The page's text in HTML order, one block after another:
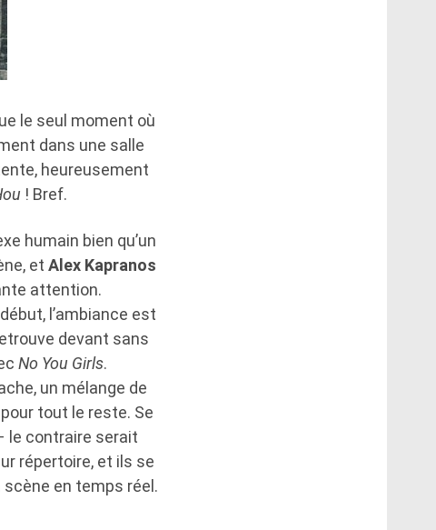
le seul moment où
dans une salle
heureusement
! Bref.
humain bien qu’un
et Alex Kapranos
attention.
l’ambiance est
devant sans
No You Girls.
un mélange de
tout le reste. Se
le contraire serait
répertoire, et ils se
en temps réel.